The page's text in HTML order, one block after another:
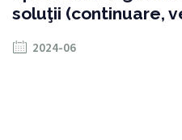
soluţii (continuare,
2024-06